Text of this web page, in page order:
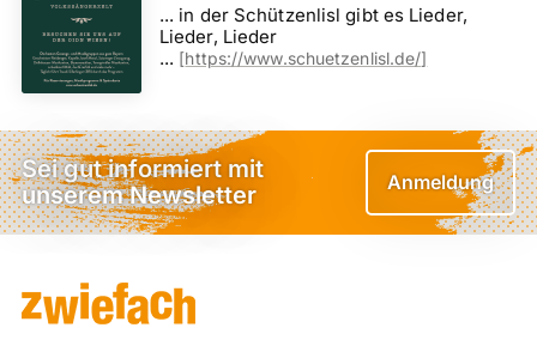
... in der Schützenlisl gibt es Lieder,
Lieder, Lieder
... [https://www.schuetzenlisl.de/]
Sei gut informiert mit
unserem Newsletter
Anmeldung